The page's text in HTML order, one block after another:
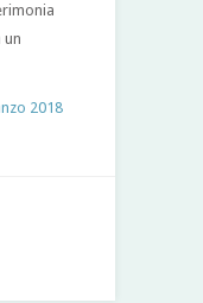
un
2018